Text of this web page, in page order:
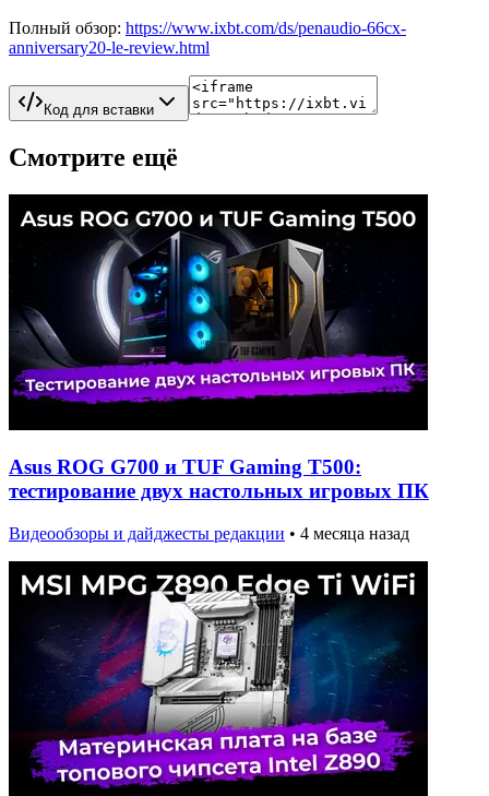
Полный обзор: https://www.ixbt.com/ds/penaudio-66cx-
anniversary20-le-review.html
Код для вставки
Смотрите ещё
Asus ROG G700 и TUF Gaming T500:
тестирование двух настольных игровых ПК
Видеообзоры и дайджесты редакции • 4 месяца назад